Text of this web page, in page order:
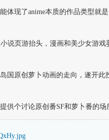
体现了anime本质的作品类型就是
说页游抬头，漫画和美少女游戏
国原创萝卜动画的走向，遂开此
提供个讨论原创番SF和萝卜番的场